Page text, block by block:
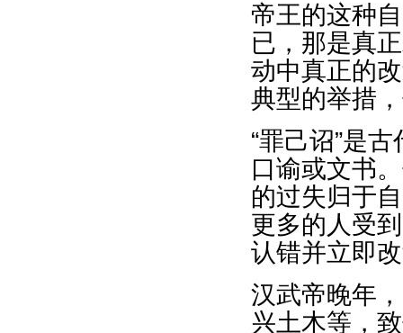
帝王的这种
已，那是真
动中真正的
典型的举措
“罪己诏”是
口谕或文书
的过失归于
更多的人受
认错并立即
汉武帝晚年
兴土木等，